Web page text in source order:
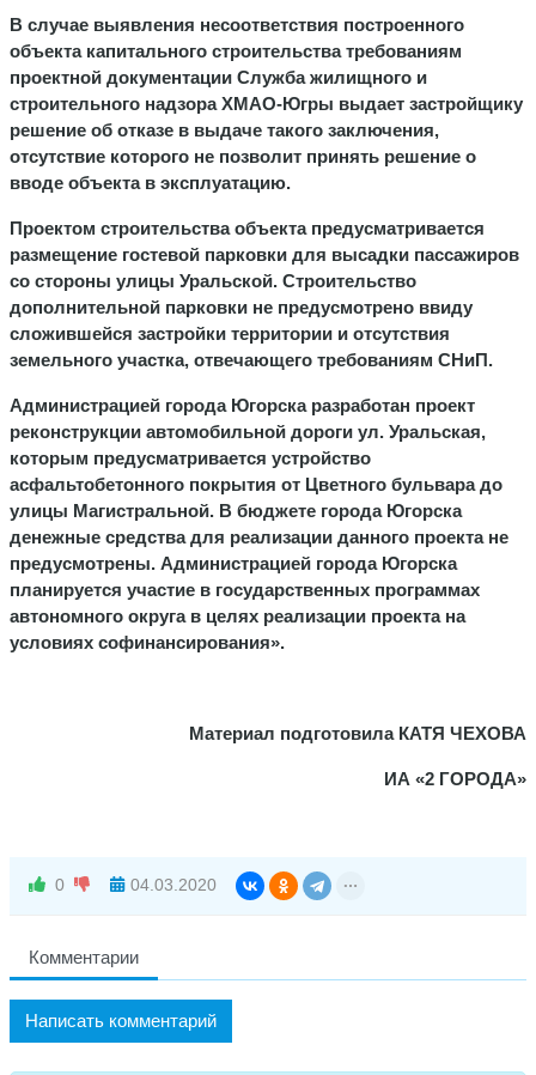
В случае выявления несоответствия построенного
объекта капитального строительства требованиям
проектной документации Служба жилищного и
строительного надзора ХМАО-Югры выдает застройщику
решение об отказе в выдаче такого заключения,
отсутствие которого не позволит принять решение о
вводе объекта в эксплуатацию.
Проектом строительства объекта предусматривается
размещение гостевой парковки для высадки пассажиров
со стороны улицы Уральской. Строительство
дополнительной парковки не предусмотрено ввиду
сложившейся застройки территории и отсутствия
земельного участка, отвечающего требованиям СНиП.
Администрацией города Югорска разработан проект
реконструкции автомобильной дороги ул. Уральская,
которым предусматривается устройство
асфальтобетонного покрытия от Цветного бульвара до
улицы Магистральной. В бюджете города Югорска
денежные средства для реализации данного проекта не
предусмотрены. Администрацией города Югорска
планируется участие в государственных программах
автономного округа в целях реализации проекта на
условиях софинансирования».
Материал подготовила КАТЯ ЧЕХОВА
ИА «2 ГОРОДА»
0 04.03.2020
Комментарии
Написать комментарий